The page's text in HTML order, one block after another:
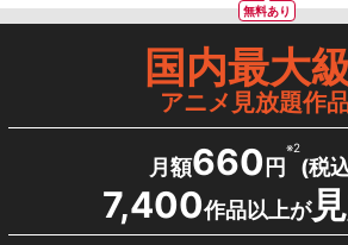
無料あり
国内最大
アニメ見放題作
月額660 円
※2
(税
7,400作品以上が